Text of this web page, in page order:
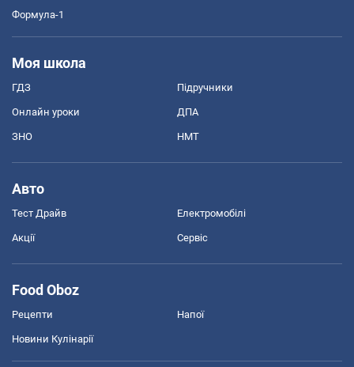
Формула-1
Моя школа
ГДЗ Підручники
Онлайн уроки ДПА
ЗНО НМТ
Авто
Тест Драйв Електромобілі
Акції Сервіс
Food Oboz
Рецепти Напої
Новини Кулінарії